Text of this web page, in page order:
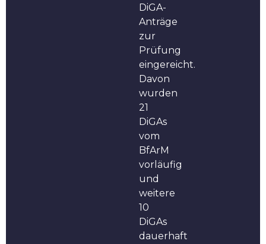
DiGA-
Anträge
zur
Prüfung
eingereicht.
Davon
wurden
21
DiGAs
vom
BfArM
vorläufig
und
weitere
10
DiGAs
dauerhaft